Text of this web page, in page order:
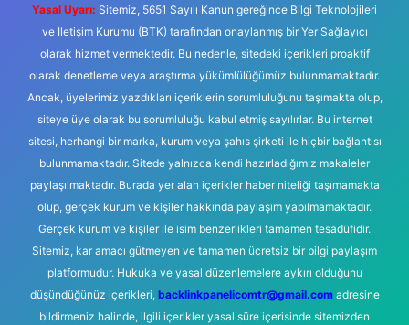
Yasal Uyarı: Sitemiz, 5651 Sayılı Kanun gereğince Bilgi Teknolojileri
ve İletişim Kurumu (BTK) tarafından onaylanmış bir Yer Sağlayıcı
olarak hizmet vermektedir. Bu nedenle, sitedeki içerikleri proaktif
olarak denetleme veya araştırma yükümlülüğümüz bulunmamaktadır.
Ancak, üyelerimiz yazdıkları içeriklerin sorumluluğunu taşımakta olup,
siteye üye olarak bu sorumluluğu kabul etmiş sayılırlar. Bu internet
sitesi, herhangi bir marka, kurum veya şahıs şirketi ile hiçbir bağlantısı
bulunmamaktadır. Sitede yalnızca kendi hazırladığımız makaleler
paylaşılmaktadır. Burada yer alan içerikler haber niteliği taşımamakta
olup, gerçek kurum ve kişiler hakkında paylaşım yapılmamaktadır.
Gerçek kurum ve kişiler ile isim benzerlikleri tamamen tesadüfidir.
Sitemiz, kar amacı gütmeyen ve tamamen ücretsiz bir bilgi paylaşım
platformudur. Hukuka ve yasal düzenlemelere aykırı olduğunu
düşündüğünüz içerikleri, backlinkpanelicomtr@gmail.comadresine
bildirmeniz halinde, ilgili içerikler yasal süre içerisinde sitemizden